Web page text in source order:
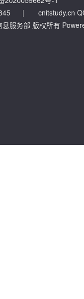
|
cnitstudy.cn
服务部 版权所有